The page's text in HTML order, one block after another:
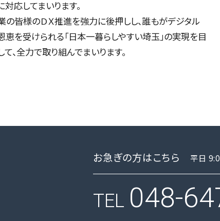
対応してまいります。
の皆様のＤＸ推進を強力に後押しし、誰もがデジタル
恵を受けられる「日本一暮らしやすい埼玉」の実現を目
て、全力で取り組んでまいります。
お急ぎの方はこちら 平日
TEL 048-